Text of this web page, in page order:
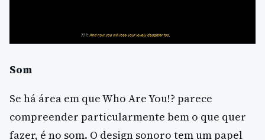
Som
Se há área em que Who Are You!? parece
compreender particularmente bem o que quer
fazer, é no som. O design sonoro tem um papel